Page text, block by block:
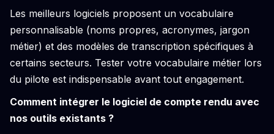
Les meilleurs logiciels proposent un vocabulaire
personnalisable (noms propres, acronymes, jargon
métier) et des modèles de transcription spécifiques à
certains secteurs. Tester votre vocabulaire métier lors
du pilote est indispensable avant tout engagement.
Comment intégrer le logiciel de compte rendu avec
nos outils existants ?